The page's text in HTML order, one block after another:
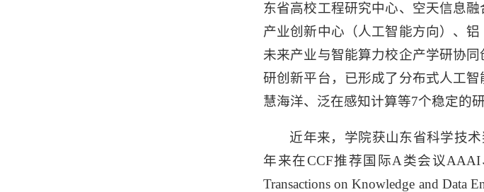
东省高校工程研究中心、空天信息
产业创新中心（人工智能方向）、
未来产业与智能算力校企产学研协
研创新平台，已形成了分布式人工
慧海洋、泛在感知计算等7个稳定的
近年来，学院获山东省科学技
年来在CCF推荐国际A类会议
Transactions on Knowledge and Data